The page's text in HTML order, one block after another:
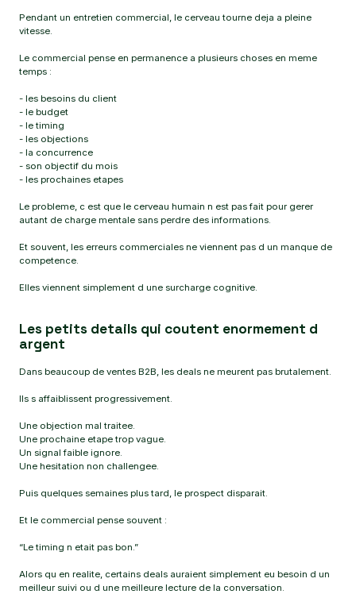
Pendant un entretien commercial, le cerveau tourne deja a pleine
vitesse.
Le commercial pense en permanence a plusieurs choses en meme
temps :
- les besoins du client
- le budget
- le timing
- les objections
- la concurrence
- son objectif du mois
- les prochaines etapes
Le probleme, c est que le cerveau humain n est pas fait pour gerer
autant de charge mentale sans perdre des informations.
Et souvent, les erreurs commerciales ne viennent pas d un manque de
competence.
Elles viennent simplement d une surcharge cognitive.
Les petits details qui coutent enormement d
argent
Dans beaucoup de ventes B2B, les deals ne meurent pas brutalement.
Ils s affaiblissent progressivement.
Une objection mal traitee.
Une prochaine etape trop vague.
Un signal faible ignore.
Une hesitation non challengee.
Puis quelques semaines plus tard, le prospect disparait.
Et le commercial pense souvent :
“Le timing n etait pas bon.”
Alors qu en realite, certains deals auraient simplement eu besoin d un
meilleur suivi ou d une meilleure lecture de la conversation.